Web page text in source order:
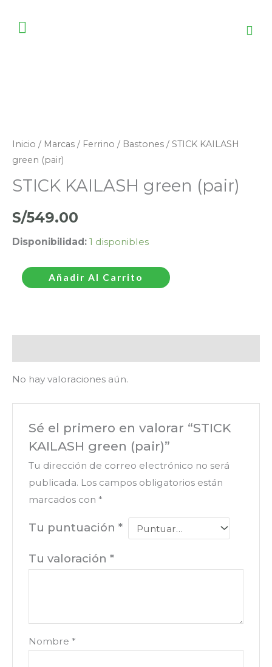
Inicio / Marcas / Ferrino / Bastones / STICK KAILASH
green (pair)
STICK KAILASH green (pair)
S/549.00
Disponibilidad: 1 disponibles
green
(pair)
Añadir Al Carrito
No hay valoraciones aún.
Sé el primero en valorar “STICK
KAILASH green (pair)”
Tu dirección de correo electrónico no será
publicada. Los campos obligatorios están
marcados con *
Tu puntuación *
Tu valoración *
Nombre *